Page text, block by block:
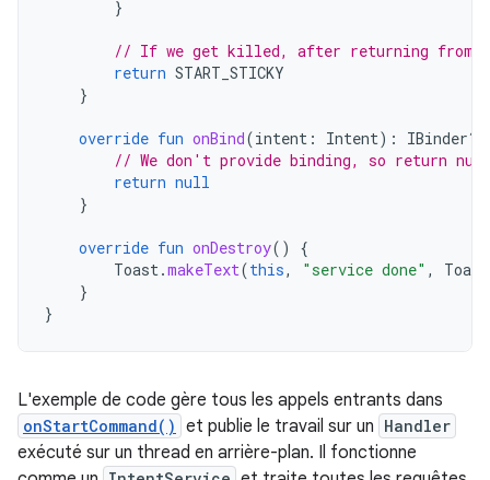
}
// If we get killed, after returning from
return START_STICKY
}
override fun onBind(intent : Intent): IBinder?
// We don't provide binding, so return null
return null
}
override fun onDestroy()
{
Toast.makeText(this, "service done" , Toast
}
}
L'exemple de code gère tous les appels entrants dans
onStartCommand() et publie le travail sur un Handler
exécuté sur un thread en arrière-plan. Il fonctionne